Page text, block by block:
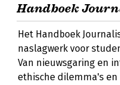
Handboek
Het Handboek
naslagwerk voor
Van nieuwsgaring en
ethische dilemma's